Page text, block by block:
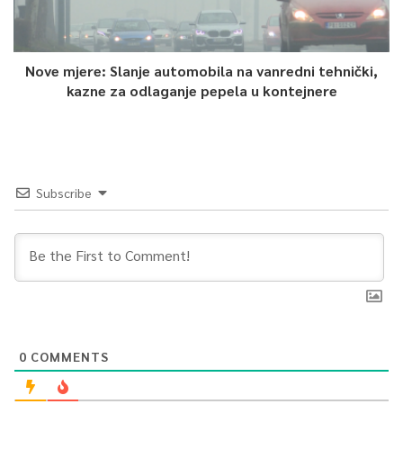
Nove mjere: Slanje automobila na vanredni tehnički,
kazne za odlaganje pepela u kontejnere
Subscribe
0 COMMENTS